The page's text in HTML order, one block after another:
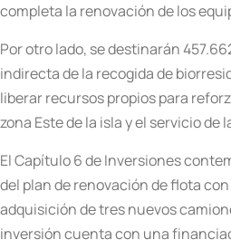
completa la renovación de los
Por otro lado, se destinarán
indirecta de la recogida de
liberar recursos propios para
zona Este de la isla y el servicio de
El Capítulo 6 de Inversiones
del plan de renovación de flota
adquisición de tres nuevos
inversión cuenta con una